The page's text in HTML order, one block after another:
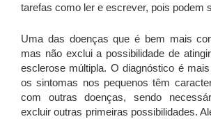
tarefas como ler e escrever, pois podem
Uma das doenças que é bem mais
mas não exclui a possibilidade de
esclerose múltipla. O diagnóstico é
os sintomas nos pequenos têm
com outras doenças, sendo
excluir outras primeiras possibilidades.